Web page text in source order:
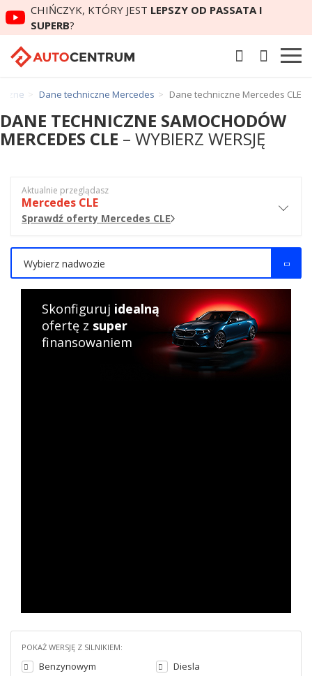
CHIŃCZYK, KTÓRY JEST LEPSZY OD PASSATA I
SUPERB?
Dane techniczne Mercedes Dane techniczne Mercedes CLE
DANE TECHNICZNE SAMOCHODÓW
MERCEDES CLE – WYBIERZ WERSJĘ
POKAŻ WERSJĘ Z SILNIKIEM:
Benzynowym Diesla
Aktualnie przeglądasz
Mercedes CLE
Sprawdź oferty Mercedes CLE
Wybierz nadwozie
Skonfiguruj idealną
ofertę z super
finansowaniem